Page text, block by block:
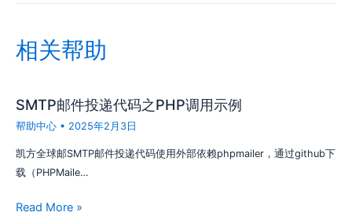
相关帮助
SMTP邮件投递代码之PHP调用示例
帮助中心 • 2025年2月3日
凯方全球邮SMTP邮件投递代码使用外部依赖phpmailer，通过github下
载（PHPMaile…
Read More »